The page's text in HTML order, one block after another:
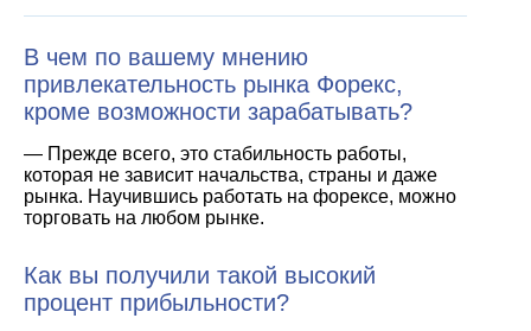
В чем по вашему мнению
привлекательность рынка Форекс,
кроме возможности зарабатывать?
— Прежде всего, это стабильность работы,
которая не зависит начальства, страны и даже
рынка. Научившись работать на форексе, можно
торговать на любом рынке.
Как вы получили такой высокий
процент прибыльности?